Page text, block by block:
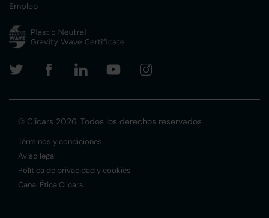
Empleo
© Clicars 2026. Todos los derechos reservados
Términos y condiciones
Aviso legal
Política de privacidad y cookies
Canal Ética Clicars